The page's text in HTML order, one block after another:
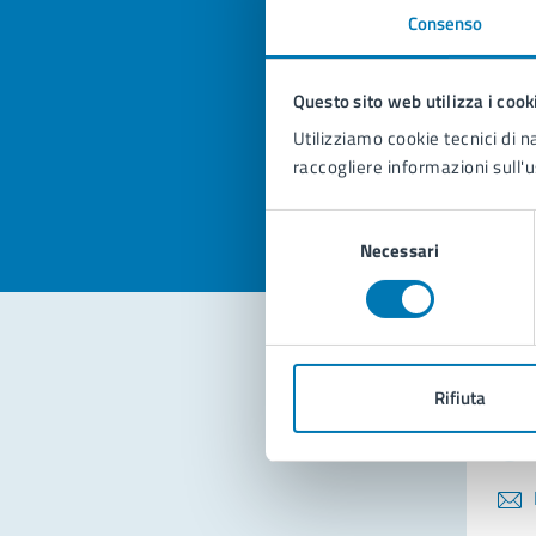
Consenso
Questo sito web utilizza i
Utilizziamo cookie tecnici di
raccogliere informazioni
Necessari
Rifiuta
Valuta